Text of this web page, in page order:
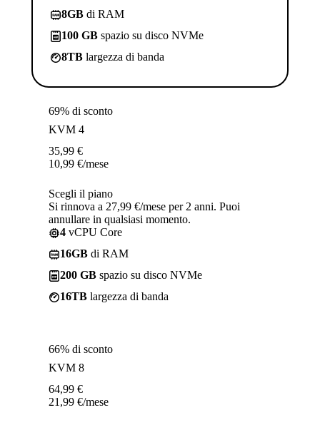
8GB di RAM
100 GB spazio su disco NVMe
8TB largezza di banda
69% di sconto
KVM 4
35,99 €
10,99 €/mese
Scegli il piano
Si rinnova a 27,99 €/mese per 2 anni. Puoi
annullare in qualsiasi momento.
4 vCPU Core
16GB di RAM
200 GB spazio su disco NVMe
16TB largezza di banda
66% di sconto
KVM 8
64,99 €
21,99 €/mese